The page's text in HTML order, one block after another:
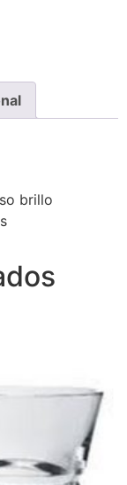
brillo